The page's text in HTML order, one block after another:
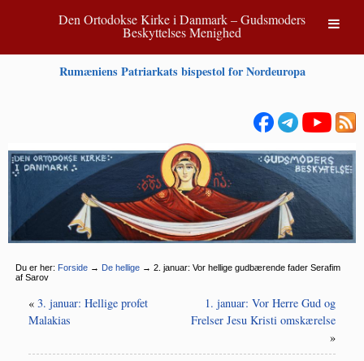
Den Ortodokse Kirke i Danmark – Gudsmoders
Beskyttelses Menighed
Rumæniens Patriarkats bispestol for Nordeuropa
Du er her: Forside → De hellige → 2. januar: Vor hellige gudbærende fader Serafim
af Sarov
« 3. januar: Hellige profet
Malakias
1. januar: Vor Herre Gud og
Frelser Jesu Kristi omskærelse
»